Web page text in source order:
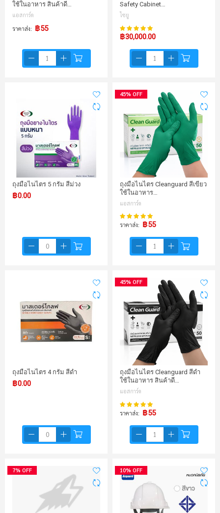
ใช้ในอาหาร สินค้าดี…
แอสการ์ด
ราคาส่ง ฿55
Safety Cabinet…
ไซยู
คะแนน:
฿30,000.00
ถุงมือไนไตร 5 กรัม สีม่วง
฿0.00
45% OFF
ถุงมือไนไตร Cleanguard สีเขียว
ใช้ในอาหาร…
แอสการ์ด
คะแนน:
ราคาส่ง
฿55
ถุงมือไนไตร 4 กรัม สีดำ
฿0.00
45% OFF
ถุงมือไนไตร Cleanguard สีดำ
ใช้ในอาหาร สินค้าดี…
แอสการ์ด
คะแนน:
ราคาส่ง
฿55
7% OFF 10% OFF